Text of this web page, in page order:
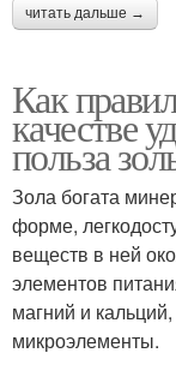
читать дальше →
Как
качестве
польза
Зола богата
форме,
веществ в ней
элементов
магний и
микроэлементы.